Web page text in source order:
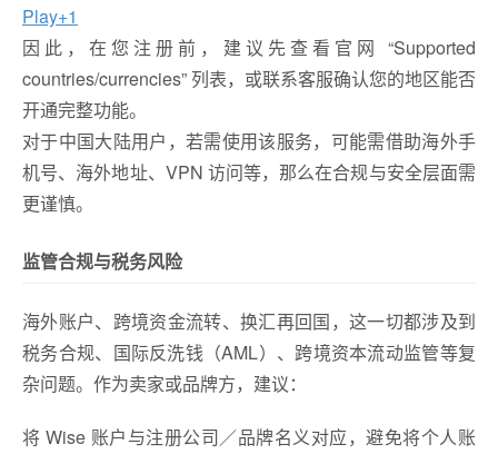
Play+1
因此，在您注册前，建议先查看官网 “Supported
countries/currencies” 列表，或联系客服确认您的地区能否
开通完整功能。
对于中国大陆用户，若需使用该服务，可能需借助海外手
机号、海外地址、VPN 访问等，那么在合规与安全层面需
更谨慎。
监管合规与税务风险
海外账户、跨境资金流转、换汇再回国，这一切都涉及到
税务合规、国际反洗钱（AML）、跨境资本流动监管等复
杂问题。作为卖家或品牌方，建议：
将 Wise 账户与注册公司／品牌名义对应，避免将个人账